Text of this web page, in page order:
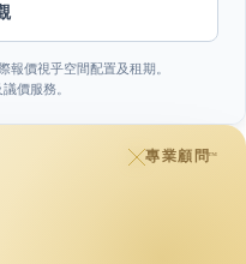
價視乎空間配置及租期。
價服務。
專業顧問™